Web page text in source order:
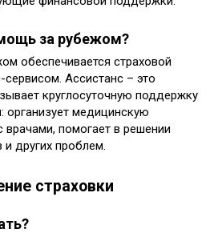
за рубежом?
обеспечивается страховой
Ассистанс – это
круглосуточную поддержку
организует медицинскую
помогает в решении
других проблем.
страховки